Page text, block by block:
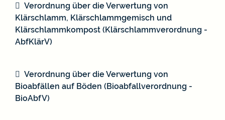
Verordnung über die Verwertung von
Klärschlamm, Klärschlammgemisch und
Klärschlammkompost (Klärschlammverordnung -
AbfKlärV)
Verordnung über die Verwertung von
Bioabfällen auf Böden (Bioabfallverordnung -
BioAbfV)